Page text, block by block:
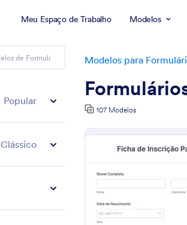
Meu Espaço de Trabalho Modelos
Modelos para
107 Modelos
Popular
Clássico